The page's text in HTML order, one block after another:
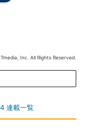
Inc. All Rights Reserved.
連載一覧